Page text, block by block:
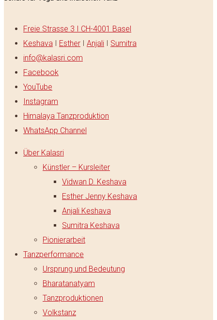
Freie Strasse 3 I CH-4001 Basel
Keshava I Esther I Anjali I Sumitra
info@kalasri.com
Facebook
YouTube
Instagram
Himalaya Tanzproduktion
WhatsApp Channel
Über Kalasri
Künstler – Kursleiter
Vidwan D. Keshava
Esther Jenny Keshava
Anjali Keshava
Sumitra Keshava
Pionierarbeit
Tanzperformance
Ursprung und Bedeutung
Bharatanatyam
Tanzproduktionen
Volkstanz